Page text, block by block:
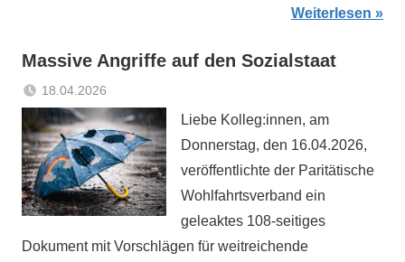
Weiterlesen
Massive Angriffe auf den Sozialstaat
18.04.2026
Sabrina
Matthes
Aktuelles
Liebe Kolleg:innen, am
Donnerstag, den 16.04.2026,
veröffentlichte der Paritätische
Wohlfahrtsverband ein
geleaktes 108-seitiges
Dokument mit Vorschlägen für weitreichende